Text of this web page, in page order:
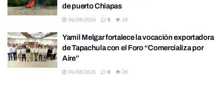
de puerto Chiapas
06/08/2026 0 2K
Yamil Melgar fortalece la vocación exportadora
de Tapachula con el Foro “Comercializa por
Aire”
06/08/2026 0 2K